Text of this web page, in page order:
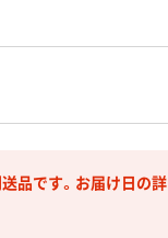
品です。お届け日の詳